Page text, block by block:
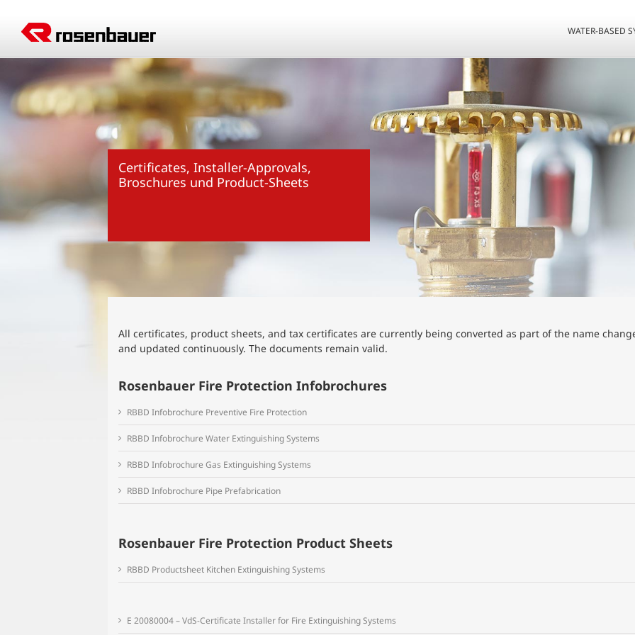
content
WATER-BASED
Certificates, Installer-Approvals,
Broschures und Product-Sheets
All certificates, product sheets, and tax certificates are currently being converted as part of the name
and updated continuously. The documents remain valid.
Rosenbauer Fire Protection Infobrochures
RBBD Infobrochure Preventive Fire Protection
RBBD Infobrochure Water Extinguishing Systems
RBBD Infobrochure Gas Extinguishing Systems
RBBD Infobrochure Pipe Prefabrication
Rosenbauer Fire Protection Product Sheets
RBBD Productsheet Kitchen Extinguishing Systems
E 20080004 – VdS-Certificate Installer for Fire Extinguishing Systems